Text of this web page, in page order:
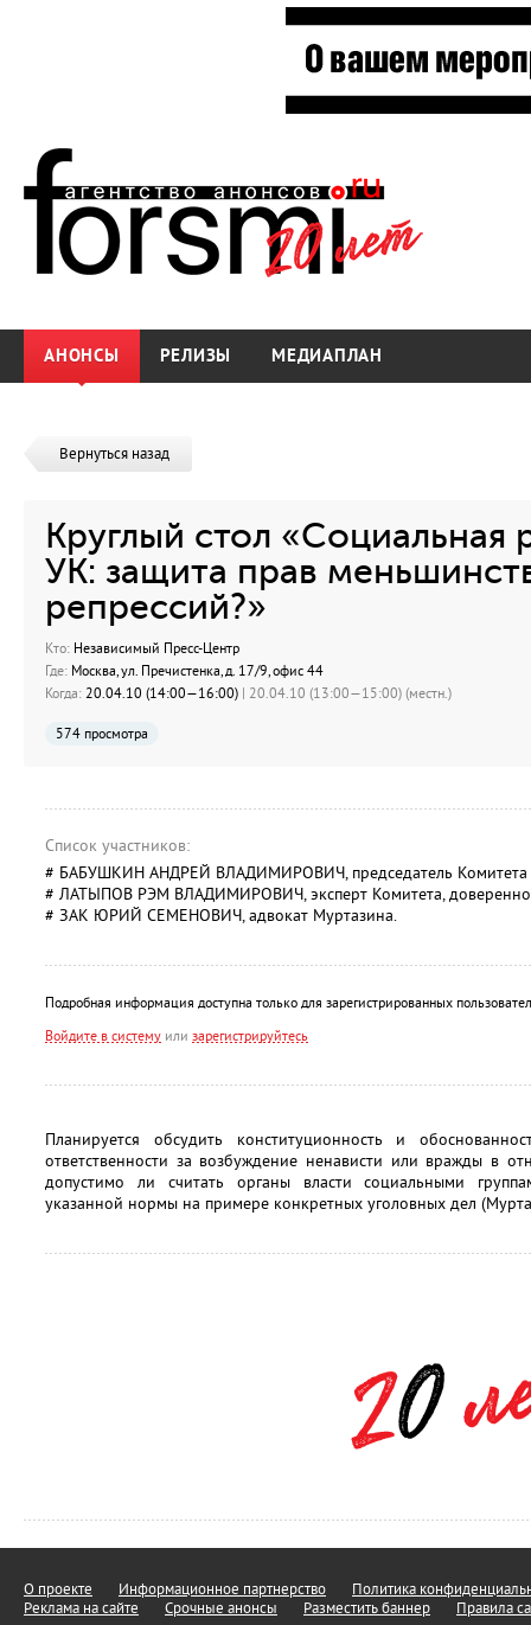
АНОНСЫ РЕЛИЗЫ МЕДИАПЛАН
Вернуться назад
Круглый стол «Социальная
УК: защита прав
репрессий?»
Кто: Независимый Пресс-Центр
Где: Москва, ул. Пречистенка, д. 17/9, офис 44
Когда: 20.04.10 (14:00—16:00) | 20.04.10 (13:00—15:00) (местн.)
574 просмотра
Список участников:
# БАБУШКИН АНДРЕЙ ВЛАДИМИРОВИЧ, председатель Комитета
# ЛАТЫПОВ РЭМ ВЛАДИМИРОВИЧ, эксперт Комитета,
# ЗАК ЮРИЙ СЕМЕНОВИЧ, адвокат Муртазина.
Подробная информация доступна только для зарегистрированных
Войдите в систему или зарегистрируйтесь
Планируется обсудить конституционность и
ответственности за возбуждение ненависти или вражды в
допустимо ли считать органы власти социальными
указанной нормы на примере конкретных уголовных дел
О проекте Информационное партнерство
Политика
Реклама на сайте
Срочные анонсы Разместить баннер Правила